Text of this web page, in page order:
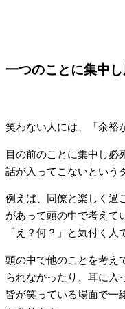
一つのことに集中
笑わない人には、「余裕
目の前のことに集中し必
話が入ってこないという
例えば、同僚と楽しく過
があって頭の中で考えて
「え？何？」と気付く人
頭の中で他のことを考え
られなかったり、耳に入
皆が笑っている場面で一